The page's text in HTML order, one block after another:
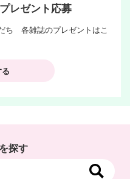
レゼント応募
ち 各雑誌のプレゼントはこ
探す